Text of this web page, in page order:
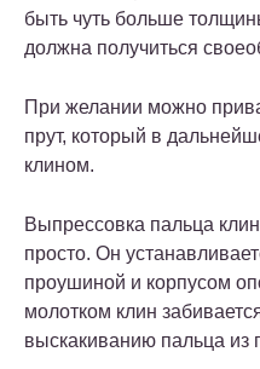
быть чуть больше
должна получиться
При желании можно
прут, который в
клином.
Выпрессовка пальца
просто. Он
проушиной и корпусом
молотком клин
выскакиванию пальца из